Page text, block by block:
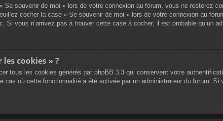
souvenir de moi » lors de votre connexion au forum, vous ne resterez
cocher la case « Se souvenir de moi » lors de votre connexion au
Si vous n’arrivez pas à trouver cette case à cocher, il est probable qu’un
cookies » ?
tous les cookies générés par phpBB 3.3 qui conservent votre
cas où cette fonctionnalité a été activée par un administrateur du forum.